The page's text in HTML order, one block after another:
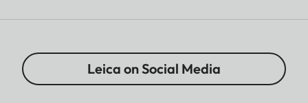
Leica on Social Media